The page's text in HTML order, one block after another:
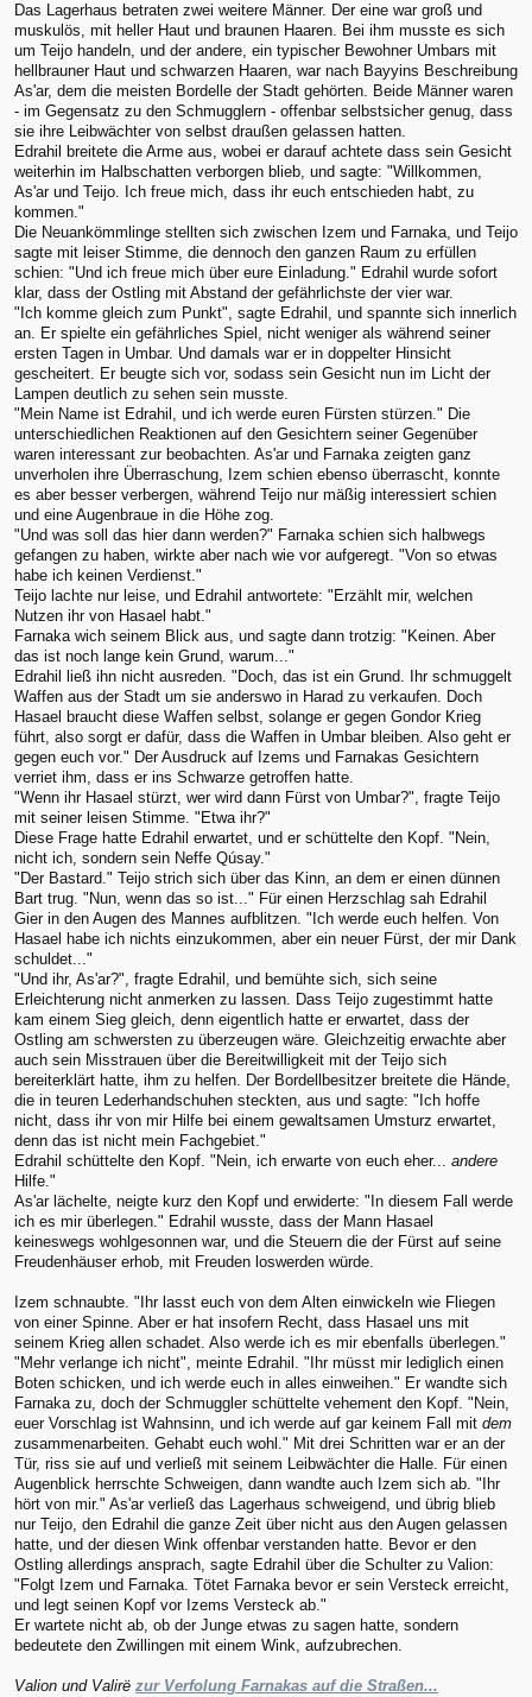
Das Lagerhaus betraten zwei weitere Männer. Der eine war groß und
muskulös, mit heller Haut und braunen Haaren. Bei ihm musste es sich
um Teijo handeln, und der andere, ein typischer Bewohner Umbars mit
hellbrauner Haut und schwarzen Haaren, war nach Bayyins Beschreibung
As'ar, dem die meisten Bordelle der Stadt gehörten. Beide Männer waren
- im Gegensatz zu den Schmugglern - offenbar selbstsicher genug, dass
sie ihre Leibwächter von selbst draußen gelassen hatten.
Edrahil breitete die Arme aus, wobei er darauf achtete dass sein Gesicht
weiterhin im Halbschatten verborgen blieb, und sagte: "Willkommen,
As'ar und Teijo. Ich freue mich, dass ihr euch entschieden habt, zu
kommen."
Die Neuankömmlinge stellten sich zwischen Izem und Farnaka, und Teijo
sagte mit leiser Stimme, die dennoch den ganzen Raum zu erfüllen
schien: "Und ich freue mich über eure Einladung." Edrahil wurde sofort
klar, dass der Ostling mit Abstand der gefährlichste der vier war.
"Ich komme gleich zum Punkt", sagte Edrahil, und spannte sich innerlich
an. Er spielte ein gefährliches Spiel, nicht weniger als während seiner
ersten Tagen in Umbar. Und damals war er in doppelter Hinsicht
gescheitert. Er beugte sich vor, sodass sein Gesicht nun im Licht der
Lampen deutlich zu sehen sein musste.
"Mein Name ist Edrahil, und ich werde euren Fürsten stürzen." Die
unterschiedlichen Reaktionen auf den Gesichtern seiner Gegenüber
waren interessant zur beobachten. As'ar und Farnaka zeigten ganz
unverholen ihre Überraschung, Izem schien ebenso überrascht, konnte
es aber besser verbergen, während Teijo nur mäßig interessiert schien
und eine Augenbraue in die Höhe zog.
"Und was soll das hier dann werden?" Farnaka schien sich halbwegs
gefangen zu haben, wirkte aber nach wie vor aufgeregt. "Von so etwas
habe ich keinen Verdienst."
Teijo lachte nur leise, und Edrahil antwortete: "Erzählt mir, welchen
Nutzen ihr von Hasael habt."
Farnaka wich seinem Blick aus, und sagte dann trotzig: "Keinen. Aber
das ist noch lange kein Grund, warum..."
Edrahil ließ ihn nicht ausreden. "Doch, das ist ein Grund. Ihr schmuggelt
Waffen aus der Stadt um sie anderswo in Harad zu verkaufen. Doch
Hasael braucht diese Waffen selbst, solange er gegen Gondor Krieg
führt, also sorgt er dafür, dass die Waffen in Umbar bleiben. Also geht er
gegen euch vor." Der Ausdruck auf Izems und Farnakas Gesichtern
verriet ihm, dass er ins Schwarze getroffen hatte.
"Wenn ihr Hasael stürzt, wer wird dann Fürst von Umbar?", fragte Teijo
mit seiner leisen Stimme. "Etwa ihr?"
Diese Frage hatte Edrahil erwartet, und er schüttelte den Kopf. "Nein,
nicht ich, sondern sein Neffe Qúsay."
"Der Bastard." Teijo strich sich über das Kinn, an dem er einen dünnen
Bart trug. "Nun, wenn das so ist..." Für einen Herzschlag sah Edrahil
Gier in den Augen des Mannes aufblitzen. "Ich werde euch helfen. Von
Hasael habe ich nichts einzukommen, aber ein neuer Fürst, der mir Dank
schuldet..."
"Und ihr, As'ar?", fragte Edrahil, und bemühte sich, sich seine
Erleichterung nicht anmerken zu lassen. Dass Teijo zugestimmt hatte
kam einem Sieg gleich, denn eigentlich hatte er erwartet, dass der
Ostling am schwersten zu überzeugen wäre. Gleichzeitig erwachte aber
auch sein Misstrauen über die Bereitwilligkeit mit der Teijo sich
bereiterklärt hatte, ihm zu helfen. Der Bordellbesitzer breitete die Hände,
die in teuren Lederhandschuhen steckten, aus und sagte: "Ich hoffe
nicht, dass ihr von mir Hilfe bei einem gewaltsamen Umsturz erwartet,
denn das ist nicht mein Fachgebiet."
Edrahil schüttelte den Kopf. "Nein, ich erwarte von euch eher... andere
Hilfe."
As'ar lächelte, neigte kurz den Kopf und erwiderte: "In diesem Fall werde
ich es mir überlegen." Edrahil wusste, dass der Mann Hasael
keineswegs wohlgesonnen war, und die Steuern die der Fürst auf seine
Freudenhäuser erhob, mit Freuden loswerden würde.
Izem schnaubte. "Ihr lasst euch von dem Alten einwickeln wie Fliegen
von einer Spinne. Aber er hat insofern Recht, dass Hasael uns mit
seinem Krieg allen schadet. Also werde ich es mir ebenfalls überlegen."
"Mehr verlange ich nicht", meinte Edrahil. "Ihr müsst mir lediglich einen
Boten schicken, und ich werde euch in alles einweihen." Er wandte sich
Farnaka zu, doch der Schmuggler schüttelte vehement den Kopf. "Nein,
euer Vorschlag ist Wahnsinn, und ich werde auf gar keinem Fall mit dem
zusammenarbeiten. Gehabt euch wohl." Mit drei Schritten war er an der
Tür, riss sie auf und verließ mit seinem Leibwächter die Halle. Für einen
Augenblick herrschte Schweigen, dann wandte auch Izem sich ab. "Ihr
hört von mir." As'ar verließ das Lagerhaus schweigend, und übrig blieb
nur Teijo, den Edrahil die ganze Zeit über nicht aus den Augen gelassen
hatte, und der diesen Wink offenbar verstanden hatte. Bevor er den
Ostling allerdings ansprach, sagte Edrahil über die Schulter zu Valion:
"Folgt Izem und Farnaka. Tötet Farnaka bevor er sein Versteck erreicht,
und legt seinen Kopf vor Izems Versteck ab."
Er wartete nicht ab, ob der Junge etwas zu sagen hatte, sondern
bedeutete den Zwillingen mit einem Wink, aufzubrechen.
Valion und Valirë zur Verfolung Farnakas auf die Straßen...